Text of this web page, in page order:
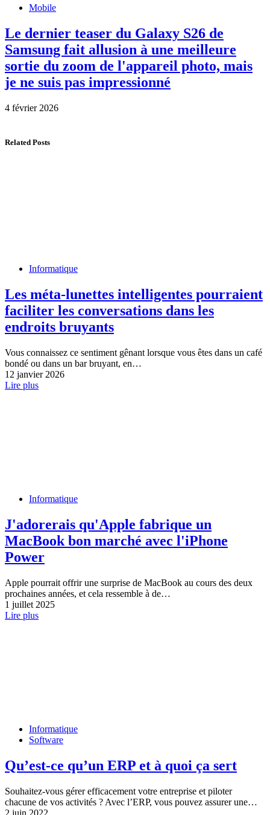
Mobile
Le dernier teaser du Galaxy S26 de
Samsung fait allusion à une meilleure
sortie du zoom de l'appareil photo, mais
je ne suis pas impressionné
4 février 2026
Related Posts
Informatique
Les méta-lunettes intelligentes pourraient
faciliter les conversations dans les
endroits bruyants
Vous connaissez ce sentiment gênant lorsque vous êtes dans un café
bondé ou dans un bar bruyant, en…
12 janvier 2026
Lire plus
Informatique
J'adorerais qu'Apple fabrique un
MacBook bon marché avec l'iPhone
Power
Apple pourrait offrir une surprise de MacBook au cours des deux
prochaines années, et cela ressemble à de…
1 juillet 2025
Lire plus
Informatique
Software
Qu’est-ce qu’un ERP et à quoi ça sert
Souhaitez-vous gérer efficacement votre entreprise et piloter
chacune de vos activités ? Avec l’ERP, vous pouvez assurer une…
2 juin 2022